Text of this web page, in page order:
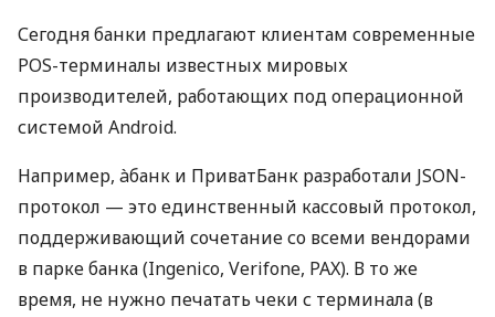
Сегодня банки предлагают клиентам современные
POS-терминалы известных мировых
производителей, работающих под операционной
системой Android.
Например, àбанк и ПриватБанк разработали JSON-
протокол — это единственный кассовый протокол,
поддерживающий сочетание со всеми вендорами
в парке банка (Ingenico, Verifone, PAX). В то же
время, не нужно печатать чеки с терминала (в